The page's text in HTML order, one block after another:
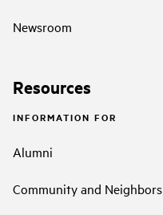
Newsroom
Resources
INFORMATION FOR
Alumni
Community and Neighbors